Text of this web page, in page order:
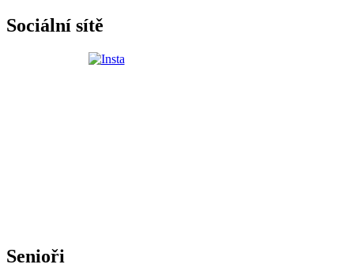
Sociální sítě
Senioři